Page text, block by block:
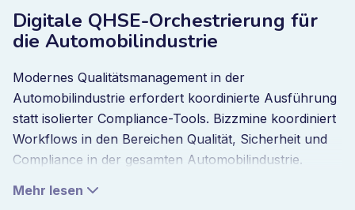
Digitale QHSE-Orchestrierung für
die Automobilindustrie
Modernes Qualitätsmanagement in der
Automobilindustrie erfordert koordinierte Ausführung
statt isolierter Compliance-Tools. Bizzmine koordiniert
Workflows in den Bereichen Qualität, Sicherheit und
Compliance in der gesamten Automobilindustrie.
Korrekturmaßnahmen werden in einem System
Mehr lesen